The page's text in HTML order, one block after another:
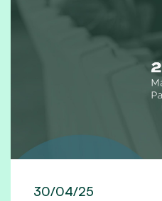
30/04/25